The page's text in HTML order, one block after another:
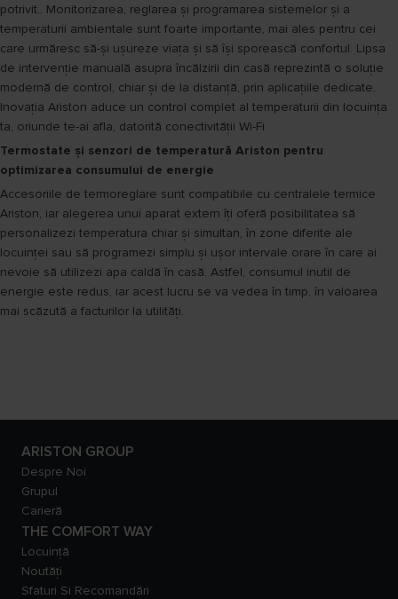
potrivit.. Monitorizarea, reglarea și programarea sistemelor și a
temperaturii ambientale sunt foarte importante, mai ales pentru cei
care urmăresc să-și ușureze viața și să își sporească confortul. Lipsa
de intervenție manuală asupra încălzirii din casă reprezintă o soluție
modernă de control, chiar și de la distanță, prin aplicațiile dedicate.
Inovația Ariston aduce un control complet al temperaturii din locuința
ta, oriunde te-ai afla, datorită conectivității Wi-Fi.
Termostate și senzori de temperatură Ariston pentru
optimizarea consumului de energie
Accesoriile de termoreglare sunt compatibile cu centralele termice
Ariston, iar alegerea unui aparat extern îți oferă posibilitatea să
personalizezi temperatura chiar și simultan, în zone diferite ale
locuinței sau să programezi simplu și ușor intervale orare în care ai
nevoie să utilizezi apa caldă în casă. Astfel, consumul inutil de
energie este redus, iar acest lucru se va vedea în timp, în valoarea
mai scăzută a facturilor la utilități.
ARISTON GROUP
Despre Noi
Grupul
Carieră
THE COMFORT WAY
Locuință
Noutăți
Sfaturi Si Recomandări